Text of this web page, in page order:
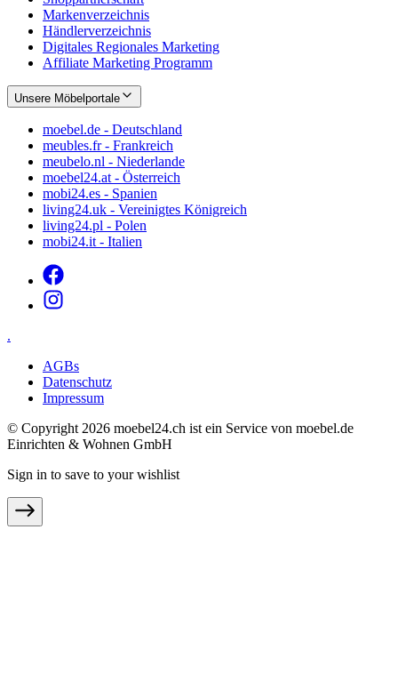
Markenverzeichnis
Händlerverzeichnis
Digitales Regionales Marketing
Affiliate Marketing Programm
Unsere Möbelportale
moebel.de - Deutschland
meubles.fr - Frankreich
meubelo.nl - Niederlande
moebel24.at - Österreich
mobi24.es - Spanien
living24.uk - Vereinigtes Königreich
living24.pl - Polen
mobi24.it - Italien
.
AGBs
Datenschutz
Impressum
© Copyright 2026 moebel24.ch ist ein Service von moebel.de
Einrichten & Wohnen GmbH
Sign in to save to your wishlist